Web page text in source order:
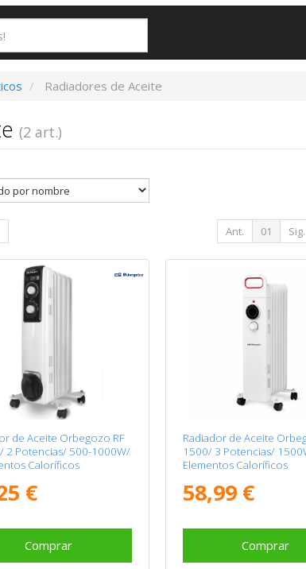
Radiadores de Aceite
(2 art.)
Ant. 01 Sig.
de Aceite Orbegozo RF
2 Potencias/ 500-1000W/
Caloríficos
€
Comprar
Radiador de Aceite
1500/ 3 Potencias/
Elementos Caloríficos
58,99 €
Comprar